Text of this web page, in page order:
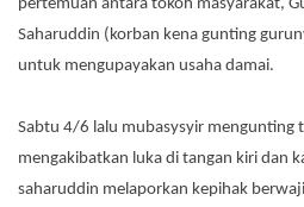
pertemuan antara tokoh masyarakat,
Saharuddin (korban kena gunting
untuk mengupayakan usaha damai.
Sabtu 4/6 lalu mubasysyir mengunting
mengakibatkan luka di tangan kiri dan
saharuddin melaporkan kepihak